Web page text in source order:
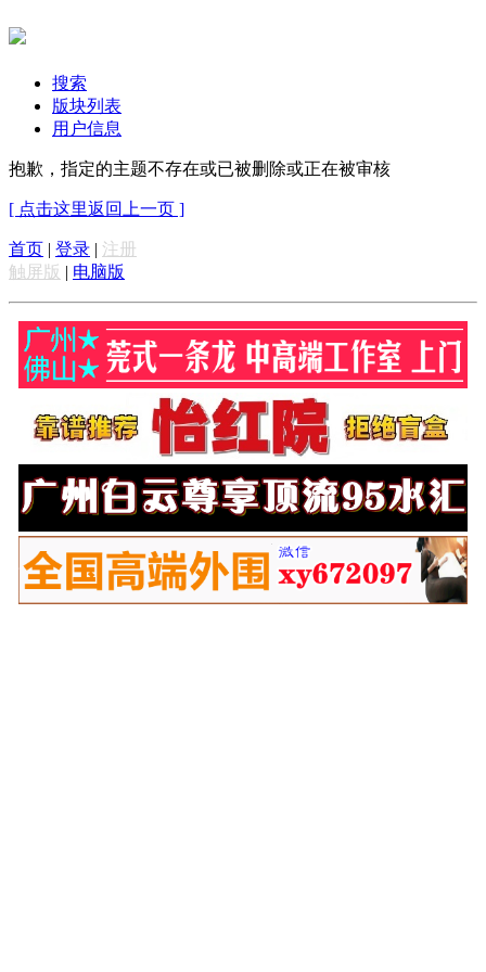
搜索
版块列表
用户信息
抱歉，指定的主题不存在或已被删除或正在被审核
[ 点击这里返回上一页 ]
首页 | 登录 | 注册
触屏版 | 电脑版